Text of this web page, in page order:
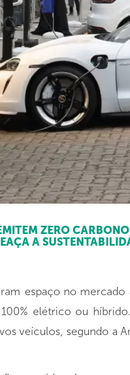
ZERO
A
espaço no
elétrico ou
veículos, segundo a